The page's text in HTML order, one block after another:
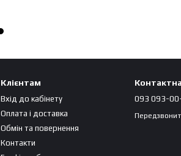
Клієнтам
Вхід до кабінету
Оплата і доставка
Обмін та повернення
Контакти
093 093-